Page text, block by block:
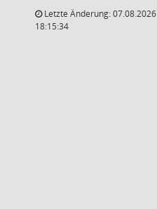
Letzte Änderung: 07.08.2026
18:15:34